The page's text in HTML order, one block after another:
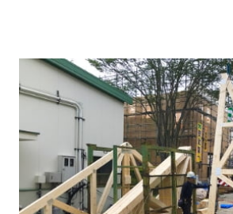
イベントレポート一覧